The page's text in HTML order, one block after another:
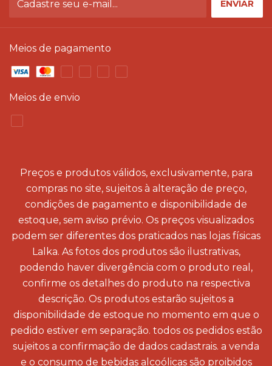
Meios de pagamento
Meios de envio
Preços e produtos válidos, exclusivamente, para
compras no site, sujeitos à alteração de preço,
condições de pagamento e disponibilidade de
estoque, sem aviso prévio. Os preços visualizados
podem ser diferentes dos praticados nas lojas físicas
Lalka. As fotos dos produtos são ilustrativas,
podendo haver divergência com o produto real,
confirme os detalhes do produto na respectiva
descrição. Os produtos estarão sujeitos a
disponibilidade de estoque no momento em que o
pedido estiver em separação. todos os pedidos estão
sujeitos a confirmação de dados cadastrais. a venda
e o consumo de bebidas alcoólicas são proibidos